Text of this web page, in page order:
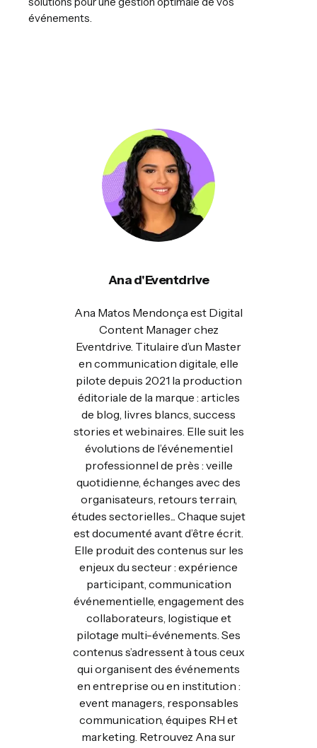
événements.
Ana d'Eventdrive
Ana Matos Mendonça est Digital
Content Manager chez
Eventdrive. Titulaire d’un Master
en communication digitale, elle
pilote depuis 2021 la production
éditoriale de la marque : articles
de blog, livres blancs, success
stories et webinaires. Elle suit les
évolutions de l’événementiel
professionnel de près : veille
quotidienne, échanges avec des
organisateurs, retours terrain,
études sectorielles... Chaque sujet
est documenté avant d’être écrit.
Elle produit des contenus sur les
enjeux du secteur : expérience
participant, communication
événementielle, engagement des
collaborateurs, logistique et
pilotage multi-événements. Ses
contenus s’adressent à tous ceux
qui organisent des événements
en entreprise ou en institution :
event managers, responsables
communication, équipes RH et
marketing. Retrouvez Ana sur